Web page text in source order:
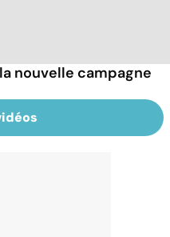
nouvelle campagne